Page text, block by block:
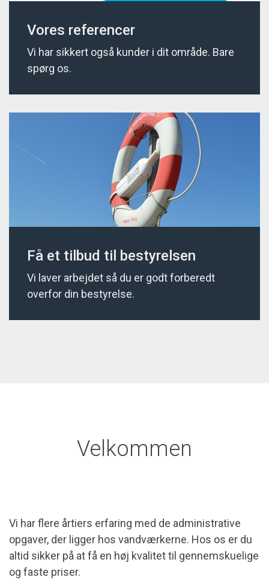
Vores referencer
Vi har sikkert også kunder i dit område. Bare
spørg os.
Få et tilbud til bestyrelsen
Vi laver arbejdet så du er godt forberedt
overfor din bestyrelse.
Velkommen
Vi har flere årtiers erfaring med de administrative
opgaver, der ligger hos vandværkerne. Hos os er du
altid sikker på at få en høj kvalitet til gennemskuelige
og faste priser.